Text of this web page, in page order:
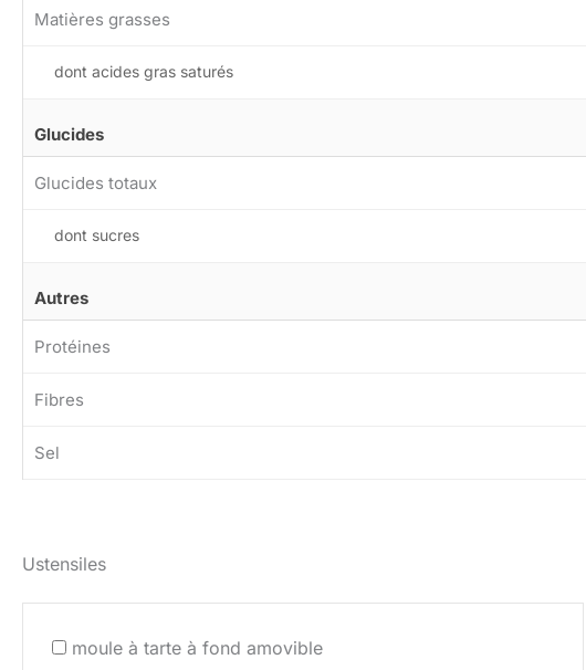
Matières grasses
dont acides gras saturés
Glucides
Glucides totaux
dont sucres
Autres
Protéines
Fibres
Sel
Ustensiles
moule à tarte à fond amovible